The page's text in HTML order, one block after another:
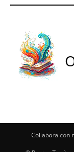
Collabora con